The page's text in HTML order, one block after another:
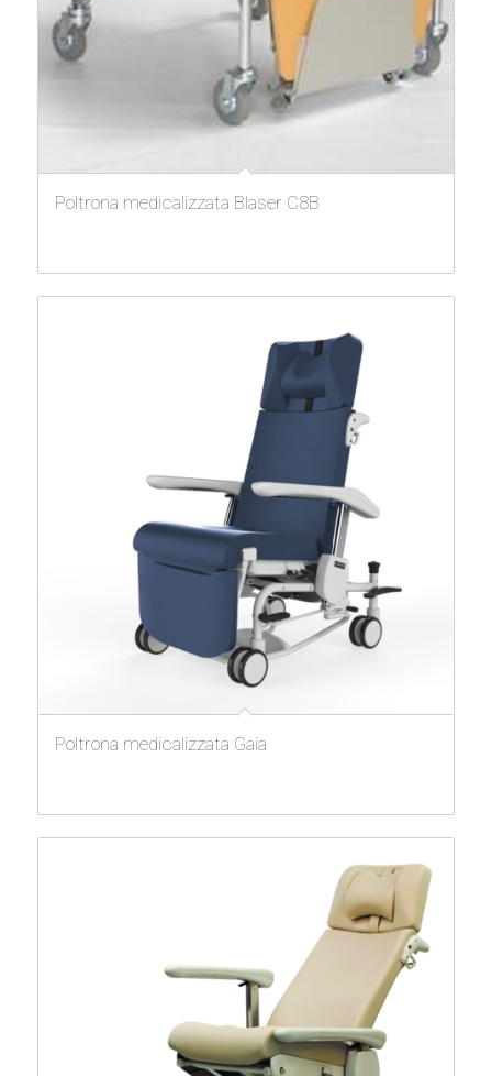
Poltrona medicalizzata Blaser C8B
Poltrona medicalizzata Gaia